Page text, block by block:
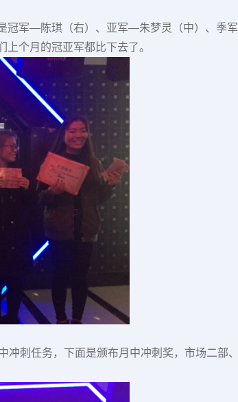
冠军—陈琪（右）、亚军—朱梦灵（中）、季军
个月的冠亚军都比下去了。
刺任务，下面是颁布月中冲刺奖，市场二部、